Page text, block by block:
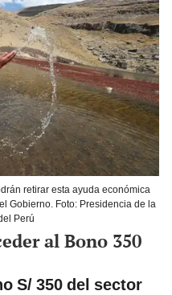
retirar esta ayuda económica
Gobierno. Foto: Presidencia de la
Perú
al Bono 350
S/ 350 del sector